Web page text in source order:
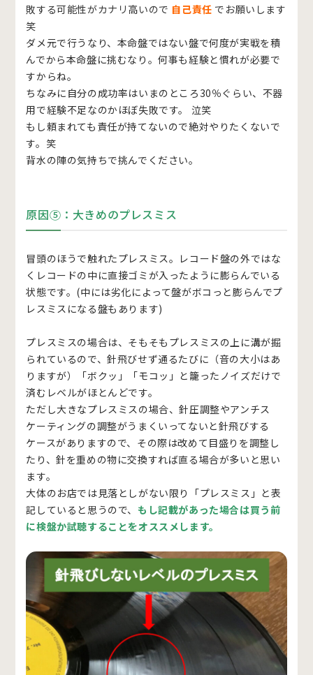
敗する可能性がカナリ高いので 自己責任 でお願いします
笑
ダメ元で行うなり、本命盤ではない盤で何度が実戦を積
んでから本命盤に挑むなり。何事も経験と慣れが必要で
すからね。
ちなみに自分の成功率はいまのところ30％ぐらい、不器
用で経験不足なのかほぼ失敗です。 泣笑
もし頼まれても責任が持てないので絶対やりたくないで
す。笑
背水の陣の気持ちで挑んでください。
原因⑤：大きめのプレスミス
冒頭のほうで触れたプレスミス。レコード盤の外ではな
くレコードの中に直接ゴミが入ったように膨らんでいる
状態です。(中には劣化によって盤がボコっと膨らんでプ
レスミスになる盤もあります)
プレスミスの場合は、そもそもプレスミスの上に溝が掘
られているので、針飛びせず通るたびに（音の大小はあ
りますが）「ボクッ」「モコッ」と籠ったノイズだけで
済むレベルがほとんどです。
ただし大きなプレスミスの場合、針圧調整やアンチス
ケーティングの調整がうまくいってないと針飛びする
ケースがありますので、その際は改めて目盛りを調整し
たり、針を重めの物に交換すれば直る場合が多いと思い
ます。
大体のお店では見落としがない限り「プレスミス」と表
記していると思うので、 もし記載があった場合は買う前
に検盤か試聴することをオススメします。